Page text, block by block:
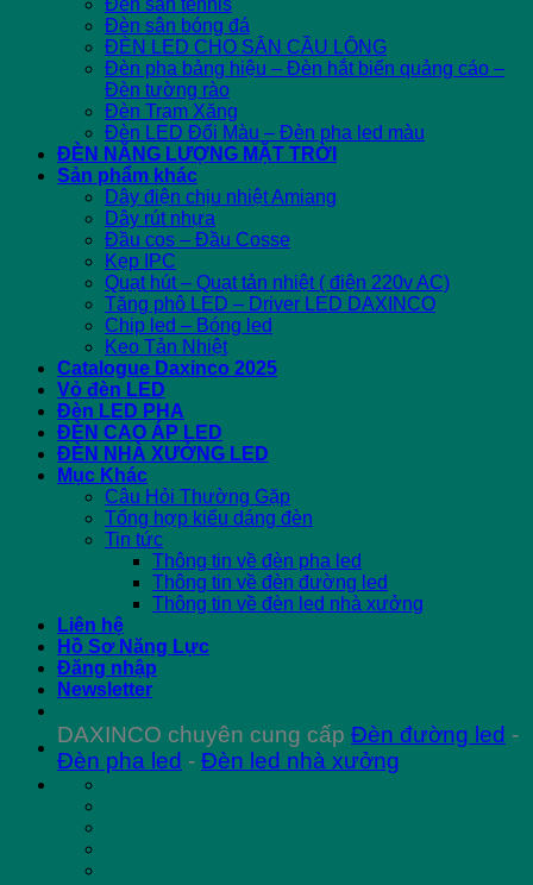
Đèn sân tennis
Đèn sân bóng đá
ĐÈN LED CHO SÂN CẦU LÔNG
Đèn pha bảng hiệu – Đèn hắt biển quảng cáo –
Đèn tường rào
Đèn Trạm Xăng
Đèn LED Đổi Màu – Đèn pha led màu
ĐÈN NĂNG LƯỢNG MẶT TRỜI
Sản phẩm khác
Dây điện chịu nhiệt Amiang
Dây rút nhựa
Đầu cos – Đầu Cosse
Kẹp IPC
Quạt hút – Quạt tản nhiệt ( điện 220v AC)
Tăng phô LED – Driver LED DAXINCO
Chip led – Bóng led
Keo Tản Nhiệt
Catalogue Daxinco 2025
Vỏ đèn LED
Đèn LED PHA
ĐÈN CAO ÁP LED
ĐÈN NHÀ XƯỞNG LED
Mục Khác
Câu Hỏi Thường Gặp
Tổng hợp kiểu dáng đèn
Tin tức
Thông tin về đèn pha led
Thông tin về đèn đường led
Thông tin về đèn led nhà xưởng
Liên hệ
Hồ Sơ Năng Lực
Đăng nhập
Newsletter
DAXINCO chuyên cung cấp Đèn đường led -
Đèn pha led - Đèn led nhà xưởng